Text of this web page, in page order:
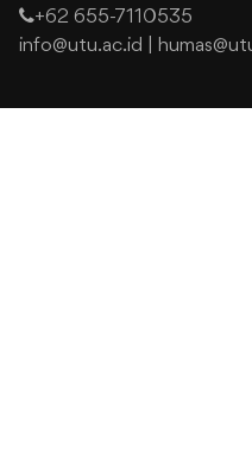
+62 655-7110535
info@utu.ac.id